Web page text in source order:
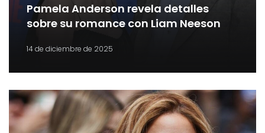
Pamela Anderson revela detalles
sobre su romance con Liam Neeson
14 de diciembre de 2025